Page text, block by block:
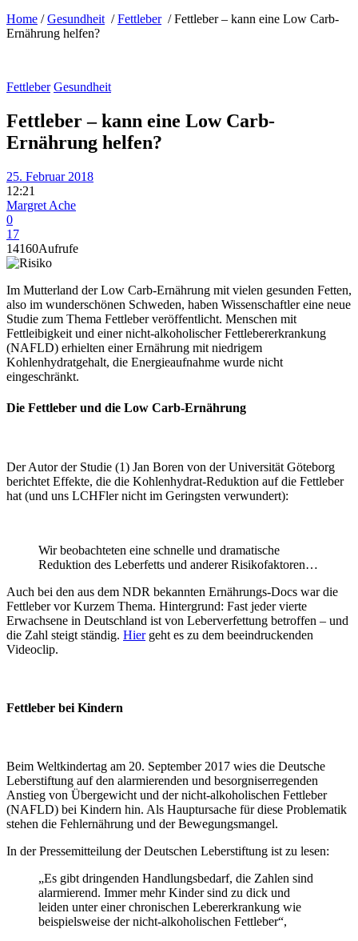
Home /Gesundheit /Fettleber /Fettleber – kann eine Low Carb-
Ernährung helfen?
Fettleber Gesundheit
Fettleber – kann eine Low Carb-
Ernährung helfen?
25. Februar 2018
12:21
Margret Ache
0
17
14160Aufrufe
Im Mutterland der Low Carb-Ernährung mit vielen gesunden Fetten,
also im wunderschönen Schweden, haben Wissenschaftler eine neue
Studie zum Thema Fettleber veröffentlicht. Menschen mit
Fettleibigkeit und einer nicht-alkoholischer Fettlebererkrankung
(NAFLD) erhielten einer Ernährung mit niedrigem
Kohlenhydratgehalt, die Energieaufnahme wurde nicht
eingeschränkt.
Die Fettleber und die Low Carb-Ernährung
Der Autor der Studie (1) Jan Boren von der Universität Göteborg
berichtet Effekte, die die Kohlenhydrat-Reduktion auf die Fettleber
hat (und uns LCHFler nicht im Geringsten verwundert):
Wir beobachteten eine schnelle und dramatische
Reduktion des Leberfetts und anderer Risikofaktoren…
Auch bei den aus dem NDR bekannten Ernährungs-Docs war die
Fettleber vor Kurzem Thema. Hintergrund: Fast jeder vierte
Erwachsene in Deutschland ist von Leberverfettung betroffen – und
die Zahl steigt ständig. Hiergeht es zu dem beeindruckenden
Videoclip.
Fettleber bei Kindern
Beim Weltkindertag am 20. September 2017 wies die Deutsche
Leberstiftung auf den alarmierenden und besorgniserregenden
Anstieg von Übergewicht und der nicht-alkoholischen Fettleber
(NAFLD) bei Kindern hin. Als Hauptursache für diese Problematik
stehen die Fehlernährung und der Bewegungsmangel.
In der Pressemitteilung der Deutschen Leberstiftung ist zu lesen:
„Es gibt dringenden Handlungsbedarf, die Zahlen sind
alarmierend. Immer mehr Kinder sind zu dick und
leiden unter einer chronischen Lebererkrankung wie
beispielsweise der nicht-alkoholischen Fettleber“,